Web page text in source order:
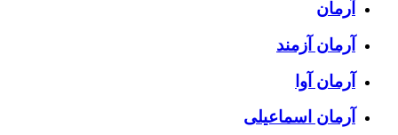
آرمان
آرمان آزمند
آرمان آوا
آرمان اسماعیلی